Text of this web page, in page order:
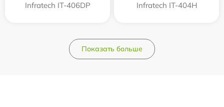
Infratech IT-406DP Infratech IT-404H
Показать больше